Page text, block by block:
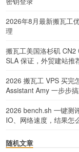
2026年8月最新搬瓦工
理
搬瓦工美国洛杉矶
SLA 保证，外贸建站推
2026 搬瓦工 VPS 买完
Assistant Amy 一步步
2026 bench.sh 一键测
IO、网络速度，结果怎
随机文章